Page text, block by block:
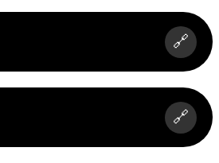
🔗
🔗